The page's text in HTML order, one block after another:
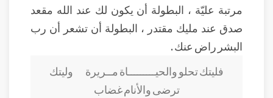
مرتبة عليّة ، البطولة أن يكون لك عند الله مقعد
صدق عند مليك مقتدر ، البطولة أن تشعر أن رب
البشر راض عنك .
فليتك تحلو والحيـــــــــاة مــريرة وليتك
ترضى والأنام غضاب